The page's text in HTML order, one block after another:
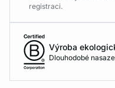
registraci.
Výroba
Dlouhodobé